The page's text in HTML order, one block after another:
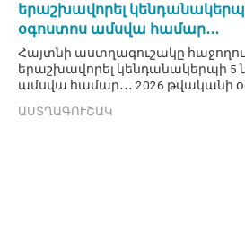
երաշխավորել
օգոստոս ամսվա համար․․․
Հայտնի աստղագուշակը
երաշխավորել կենդանակերպի 5
ամսվա համար․․․ 2026 թվականի
ԱՍՏՂԱԳՈՒՇԱԿ